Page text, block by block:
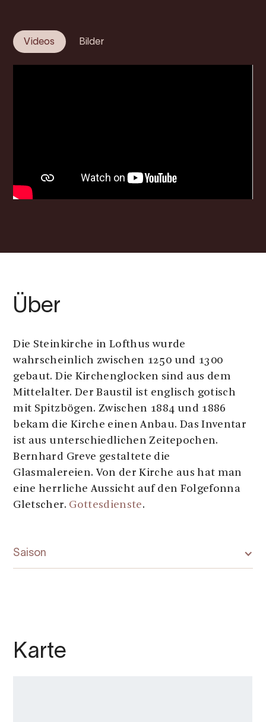
Videos Bilder
Über
Die Steinkirche in Lofthus wurde
wahrscheinlich zwischen 1250 und 1300
gebaut. Die Kirchenglocken sind aus dem
Mittelalter. Der Baustil ist englisch gotisch
mit Spitzbögen. Zwischen 1884 und 1886
bekam die Kirche einen Anbau. Das Inventar
ist aus unterschiedlichen Zeitepochen.
Bernhard Greve gestaltete die
Glasmalereien. Von der Kirche aus hat man
eine herrliche Aussicht auf den Folgefonna
Gletscher. Gottesdienste.
Saison
Karte